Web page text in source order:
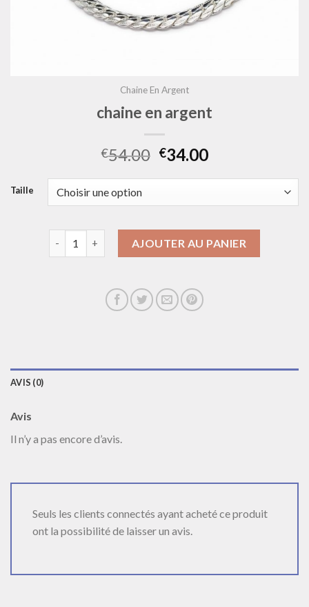
Chaine En Argent
chaine en argent
€54.00 €34.00
Taille
AJOUTER AU PANIER
AVIS (0)
Avis
Il n’y a pas encore d’avis.
Seuls les clients connectés ayant acheté ce produit
ont la possibilité de laisser un avis.